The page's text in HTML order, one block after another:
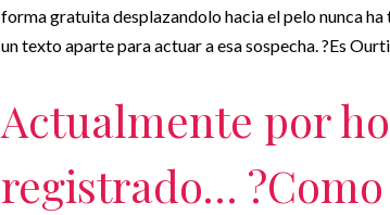
forma gratuita desplazandolo hacia el pelo nunca
un texto aparte para actuar a esa sospecha. ?Es
Actualmente por
registrado…